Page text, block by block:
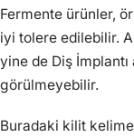
Fermente ürünler,
iyi tolere edilebilir.
yine de Diş
görülmeyebilir.
Buradaki kilit kelime